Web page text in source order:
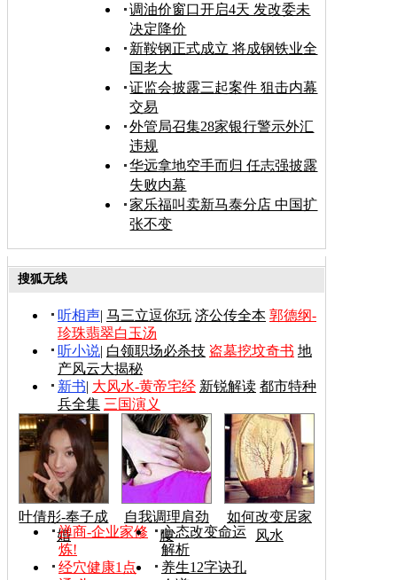
调油价窗口开启4天 发改委未
决定降价
新鞍钢正式成立 将成钢铁业全
国老大
证监会披露三起案件 狙击内幕
交易
外管局召集28家银行警示外汇
违规
华远拿地空手而归 任志强披露
失败内幕
家乐福叫卖新马泰分店 中国扩
张不变
搜狐无线
听相声| 马三立逗你玩 济公传全本 郭德纲-
珍珠翡翠白玉汤
听小说| 白领职场必杀技 盗墓挖坟奇书 地
产风云大揭秘
新书| 大风水-黄帝宅经 新锐解读 都市特种
兵全集 三国演义
叶倩彤-奉子成
婚
自我调理肩劲
腰
如何改变居家
风水
禅商-企业家修
炼!
心态改变命运
解析
经穴健康1点
养生12字诀孔